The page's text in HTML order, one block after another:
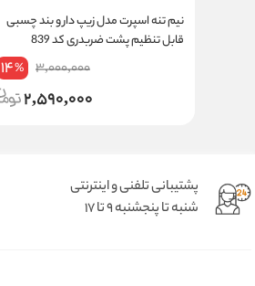
نیم‌ تنه اسپرت مدل زیپ‌ دار و بند چسبی
قابل تنظیم پشت ضربدری کد 839
3,000,000
14%
2,590,000
پشتیبانی تلفنی و اینترنتی
شنبه تا پنجشنبه 9 تا 17